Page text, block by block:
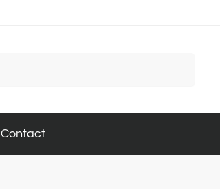
Contact